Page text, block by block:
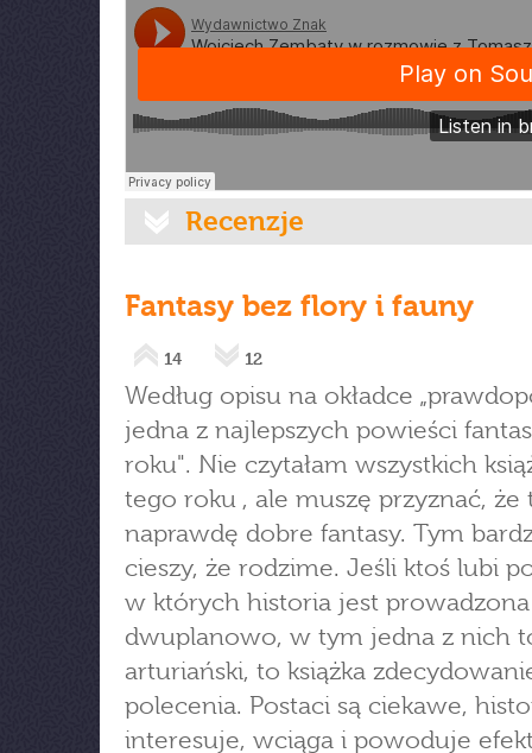
Recenzje
Fantasy bez flory i fauny
14 12
Według opisu na okładce
jedna z najlepszych powieści
roku". Nie czytałam wszystkich
tego roku , ale muszę przyznać, że
naprawdę dobre fantasy. Tym
cieszy, że rodzime. Jeśli ktoś lubi
w których historia jest prowadzona
dwuplanowo, w tym jedna z nich
arturiański, to książka
polecenia. Postaci są ciekawe,
interesuje, wciąga i powoduje efekt